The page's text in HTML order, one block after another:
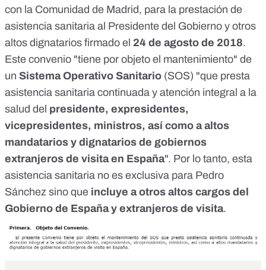
con la Comunidad de Madrid, para la prestación de
asistencia sanitaria al Presidente del Gobierno y otros
altos dignatarios firmado el 24 de agosto de 2018.
Este convenio "tiene por objeto el mantenimiento" de
un Sistema Operativo Sanitario (SOS) "que presta
asistencia sanitaria continuada y atención integral a la
salud del presidente, expresidentes,
vicepresidentes, ministros, así como a altos
mandatarios y dignatarios de gobiernos
extranjeros de visita en España". Por lo tanto, esta
asistencia sanitaria no es exclusiva para Pedro
Sánchez sino que incluye a otros altos cargos del
Gobierno de España y extranjeros de visita.